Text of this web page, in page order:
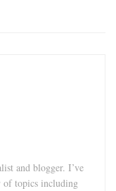
and blogger. I’ve
of topics including